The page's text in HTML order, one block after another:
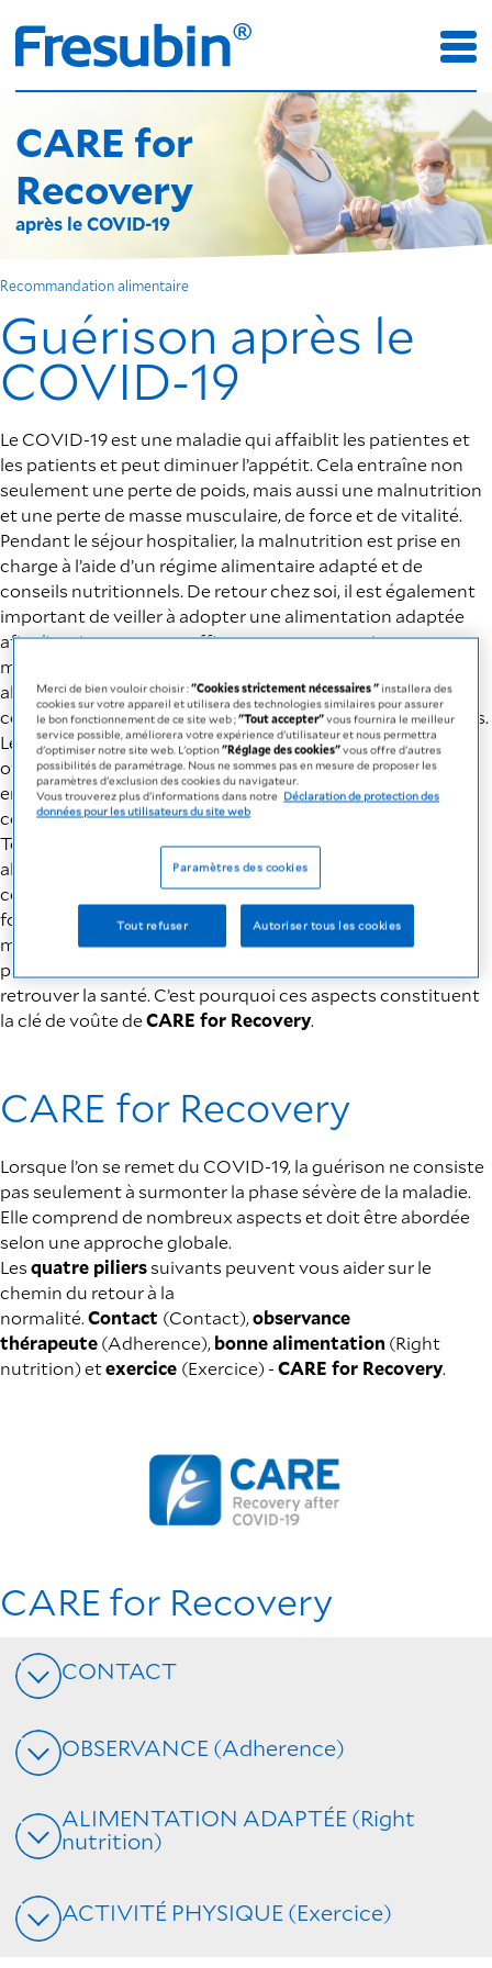
CARE for
Recovery
après le COVID-19
Recommandation alimentaire
Guérison après le
COVID-19
Le COVID-19 est une maladie qui affaiblit les patientes et
les patients et peut diminuer l’appétit. Cela entraîne non
seulement une perte de poids, mais aussi une malnutrition
et une perte de masse musculaire, de force et de vitalité.
Pendant le séjour hospitalier, la malnutrition est prise en
charge à l’aide d’un régime alimentaire adapté et de
conseils nutritionnels. De retour chez soi, il est également
important de veiller à adopter une alimentation adaptée
afin d’avoir un apport suffisant en macronutriments et
micronutriments pour une guérison optimale. Une
alimentation couvrant les besoins nutritionnels peut
corriger une malnutrition existante ou diminuer les risques.
Les produits nutritifs à boire et compléments alimentaires
offrent un soutien simple permettant de couvrir le besoin
en nutriments aussi durant les périodes difficiles de la
convalescence.
Toutefois, la guérison ne dépend pas uniquement d’une
alimentation adaptée ou d’un bon état nutritionnel. Le
contact avec la famille et les amis, la récupération de sa
force physique grâce à des exercices simples ainsi que la
mise en pratique consciencieuse du traitement préconisé
par le médecin ou le nutritionniste vous aideront à
retrouver la santé. C’est pourquoi ces aspects constituent
la clé de voûte deCARE for Recovery.
CARE for Recovery
Lorsque l’on se remet du COVID-19, la guérison ne consiste
pas seulement à surmonter la phase sévère de la maladie.
Elle comprend de nombreux aspects et doit être abordée
selon une approche globale.
Lesquatre pilierssuivants peuvent vous aider sur le
chemin du retour à la
normalité.Contact (Contact),observance
thérapeute(Adherence),bonne alimentation (Right
nutrition) etexercice (Exercice) -CARE for Recovery.
CARE for Recovery
CONTACT
OBSERVANCE (Adherence)
ALIMENTATION ADAPTÉE (Right
nutrition)
ACTIVITÉ PHYSIQUE (Exercice)
Merci de bien vouloir choisir :"Cookies strictement nécessaires " installera des
cookies sur votre appareil et utilisera des technologies similaires pour assurer
le bon fonctionnement de ce site web ;"Tout accepter"vous fournira le meilleur
service possible, améliorera votre expérience d'utilisateur et nous permettra
d'optimiser notre site web. L'option"Réglage des cookies"vous offre d'autres
possibilités de paramétrage. Nous ne sommes pas en mesure de proposer les
paramètres d'exclusion des cookies du navigateur.
Vous trouverez plus d'informations dans notre Déclaration de protection des
données pour les utilisateurs du site web
Paramètres des cookies
Tout refuser Autoriser tous les cookies